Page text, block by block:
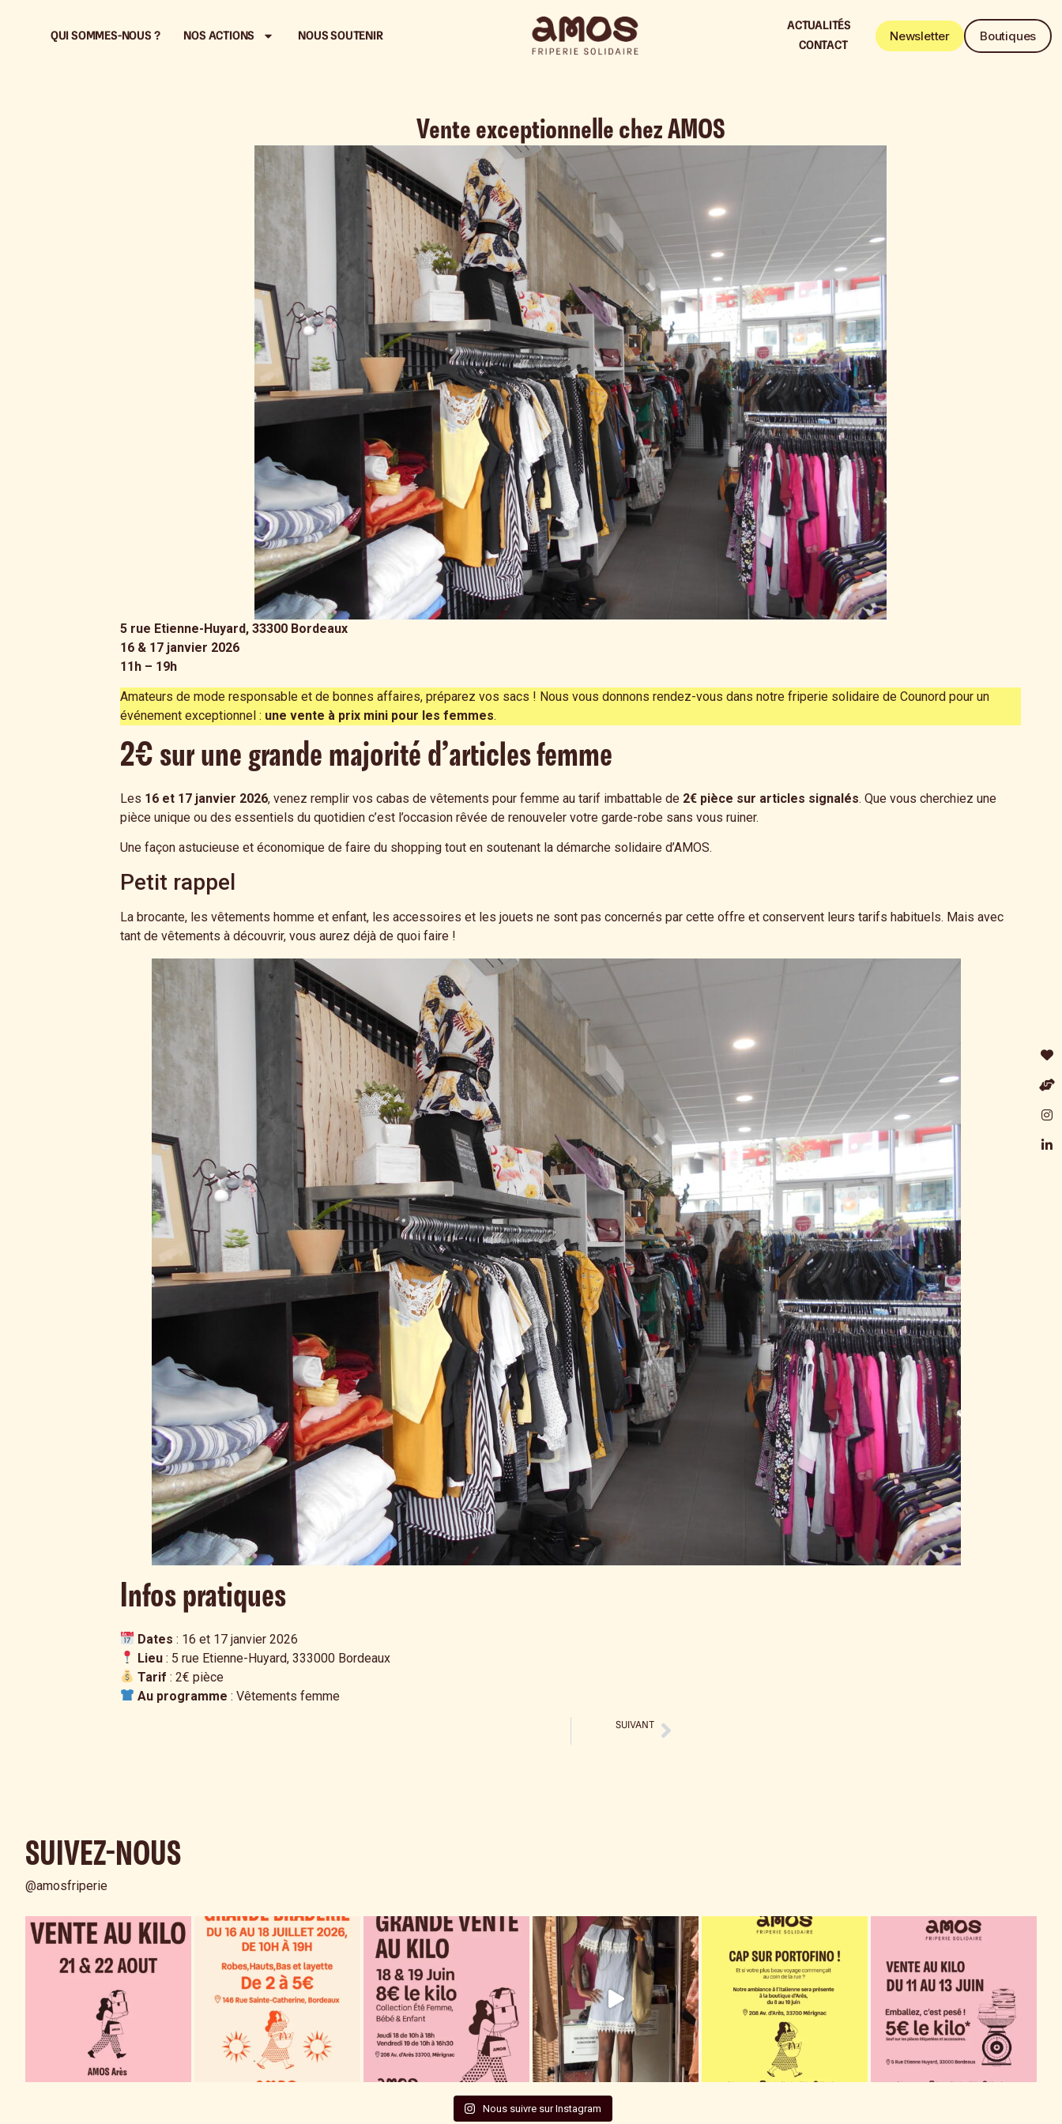
QUI SOMMES-NOUS ? NOS ACTIONS NOUS SOUTENIR
ACTUALITÉS
CONTACT
Newsletter Boutiques
Vente exceptionnelle chez AMOS
5 rue Etienne-Huyard, 33300 Bordeaux
16 & 17 janvier 2026
11h – 19h
Amateurs de mode responsable et de bonnes affaires, préparez vos sacs ! Nous vous donnons rendez-vous dans notre friperie solidaire de Counord pour un
événement exceptionnel : une vente à prix mini pour les femmes.
2€ sur une grande majorité d’articles femme
Les 16 et 17 janvier 2026, venez remplir vos cabas de vêtements pour femme au tarif imbattable de 2€ pièce sur articles signalés. Que vous cherchiez une
pièce unique ou des essentiels du quotidien c’est l’occasion rêvée de renouveler votre garde-robe sans vous ruiner.
Une façon astucieuse et économique de faire du shopping tout en soutenant la démarche solidaire d’AMOS.
Petit rappel
La brocante, les vêtements homme et enfant, les accessoires et les jouets ne sont pas concernés par cette offre et conservent leurs tarifs habituels. Mais avec
tant de vêtements à découvrir, vous aurez déjà de quoi faire !
Infos pratiques
Dates : 16 et 17 janvier 2026
Lieu : 5 rue Etienne-Huyard, 333000 Bordeaux
Tarif : 2€ pièce
Au programme : Vêtements femme
SUIVANT
SUIVEZ-NOUS
@amosfriperie
Nous suivre sur Instagram